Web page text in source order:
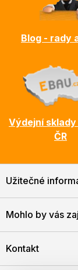
Blog - rady
Výdejní
ČR
Užitečné
Mohlo by vás
Kontakt